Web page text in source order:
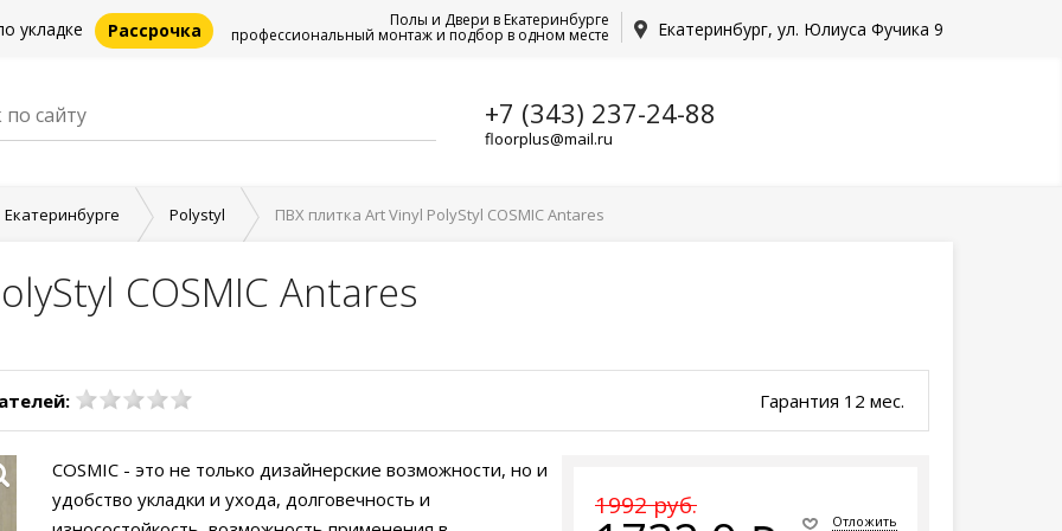
укладке Рассрочка Екатеринбург, ул. Юлиуса Фучика 9
Полы и Двери в Екатеринбурге
профессиональный монтаж и подбор в одном месте
+7 (343) 237-24-88
floorplus@mail.ru
Polystyl ПВХ плитка Art Vinyl PolyStyl COSMIC Antares
COSMIC Antares
Гарантия 12 мес.
1992 руб.
Отложить
COSMIC - это не только дизайнерские возможности, но и
удобство укладки и ухода, долговечность и